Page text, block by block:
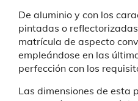
De aluminio y con los
pintadas o
matrícula de aspecto
empleándose en las
perfección con los
Las dimensiones de esta